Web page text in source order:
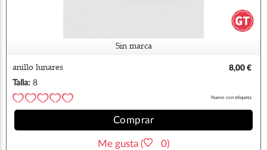
Sin marca
anillo lunares
8,00 €
Talla: 8
Nuevo con etiqueta
Comprar
Me gusta ( 0)